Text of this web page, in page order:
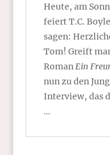
Heute, am
feiert T.C.
sagen:
Tom! Greift
RomanEin
nun zu den
Interview, das
…